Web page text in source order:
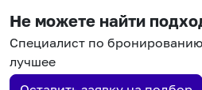
Не можете найти
Специалист по
лучшее